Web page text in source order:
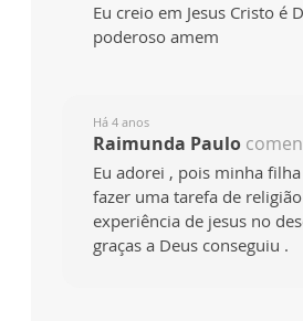
Eu creio em Jesus Cristo é
poderoso amem
Há 4 anos
Raimunda Paulo
Eu adorei , pois minha
fazer uma tarefa de
experiência de jesus no
graças a Deus conseguiu .